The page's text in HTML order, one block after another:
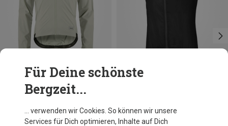
Du sparst 33%
Für Deine schönste
Bergzeit...
… verwenden wir Cookies. So können wir unsere
Services für Dich optimieren, Inhalte auf Dich